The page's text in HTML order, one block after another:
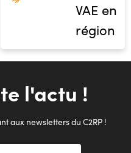
VAE en
région
l'actu !
aux newsletters du C2RP !